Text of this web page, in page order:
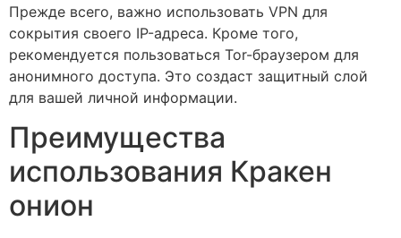
Прежде всего, важно использовать VPN для
сокрытия своего IP-адреса. Кроме того,
рекомендуется пользоваться Tor-браузером для
анонимного доступа. Это создаст защитный слой
для вашей личной информации.
Преимущества
использования Кракен
онион